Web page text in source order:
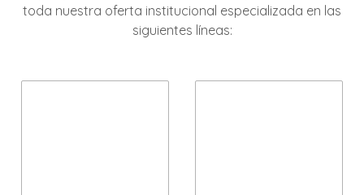
toda nuestra oferta institucional especializada en las
siguientes líneas: